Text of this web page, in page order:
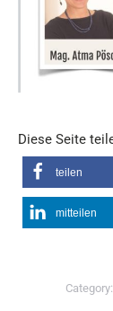
Diese Seite
teilen
mitteilen
Category: